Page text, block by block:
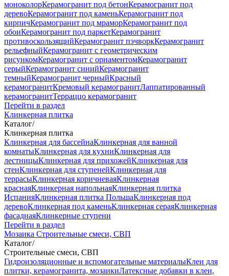
моноколорКерамогранит под бетонКерамогранит под
деревоКерамогранит под каменьКерамогранит под
кирпичКерамогранит под мраморКерамогранит под
обоиКерамогранит под паркетКерамогранит
противоскользящийКерамогранит пэчворкКерамогранит
рельефныйКерамогранит с геометрическим
рисункомКерамогранит с орнаментомКерамогранит
серыйКерамогранит синийКерамогранит
темныйКерамогранит черныйКрасный
керамогранитКремовый керамогранитЛаппатированный
керамогранитТерраццо керамогранит
Перейти в раздел
Клинкерная плитка
Каталог/
Клинкерная плитка
Клинкерная для бассейнаКлинкерная для ванной
комнатыКлинкерная для кухниКлинкерная для
лестницыКлинкерная для прихожейКлинкерная для
стенКлинкерная для ступенейКлинкерная для
террасыКлинкерная коричневаяКлинкерная
краснаяКлинкерная напольнаяКлинкерная плитка
ИспанияКлинкерная плитка ПольшаКлинкерная под
деревоКлинкерная под каменьКлинкерная сераяКлинкерная
фасаднаяКлинкерные ступени
Перейти в раздел
Мозаика Строительные смеси, СВП
Каталог/
Строительные смеси, СВП
Гидроизоляционные и вспомогательные материалыКлеи для
плитки, керамогранита, мозаикиЛатексные добавки в клеи,